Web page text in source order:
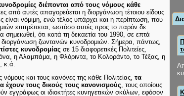
διέπονται από τους νόμους κάθε
από αυτές απαγορεύεται η διοργάνωση τέτοιου είδους
νόμιμη, ενώ τέλος υπάρχει και η περίπτωση, που
επιτρέπεται, ωστόσο αυτές προς το παρόν δε
σημειωθεί, ότι κατά τη δεκαετία του 1990, σε επτά
διοργάνωση ζωντανών κυνοδρομιών. Σήμερα, πάντως,
κυνοδρομίας σε 15 διαφορετικές Πολιτείες,
η Αλαμπάμα, η Φλόριντα, το Κολοράντο, το Τέξας, η
κ.ά.
και τους κανόνες της κάθε Πολιτείας, τα
έχουν τους δικούς τους κανονισμούς, τους οποίους
εγγράφως οι ιδιοκτήτες κυνηγετικών σκύλων, εφόσον